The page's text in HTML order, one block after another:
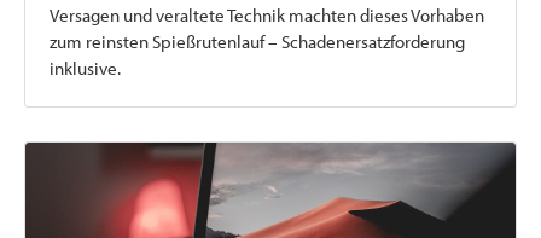
Versagen und veraltete Technik machten dieses Vorhaben
zum reinsten Spießrutenlauf – Schadenersatzforderung
inklusive.